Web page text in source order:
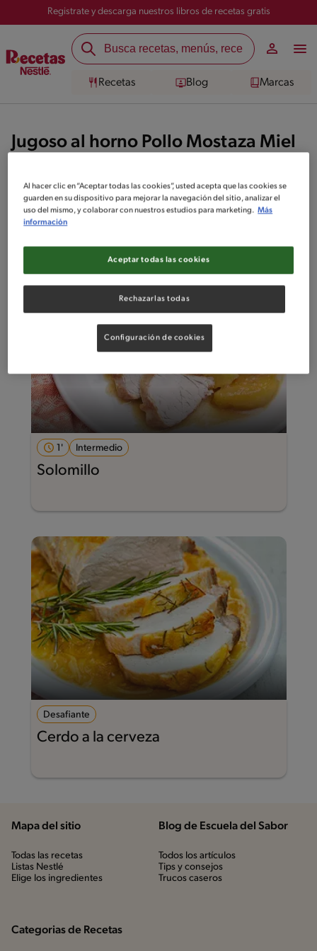
Registrate y descarga nuestros libros de recetas gratis
Recetas Blog Marcas
Jugoso al horno Pollo Mostaza Miel
Checa todas las recetas Jugoso al horno Pollo Mostaza Miel que hemos
separado para que te aventures en la cocina y te sientas un excelente
Chef. Accede ahora mismo.
recetas
1' Intermedio
Solomillo
Desafiante
Cerdo a la cerveza
Mapa del sitio
Todas las recetas
Listas Nestlé
Elige los ingredientes
Blog de Escuela del Sabor
Todos los artículos
Tips y consejos
Trucos caseros
Categorias de Recetas
Al hacer clic en “Aceptar todas las cookies”, usted acepta que las cookies se
guarden en su dispositivo para mejorar la navegación del sitio, analizar el
uso del mismo, y colaborar con nuestros estudios para marketing. Más
información
Rechazarlas todas
Aceptar todas las cookies
Configuración de cookies